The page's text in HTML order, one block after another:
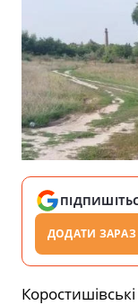
ДОДАТИ ЗАРАЗ